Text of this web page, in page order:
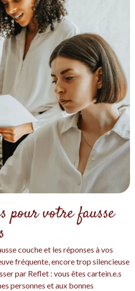
pour votre fausse
couche et les réponses à vos
fréquente, encore trop silencieuse
par Reflet : vous êtes cartein.e.s
personnes et aux bonnes